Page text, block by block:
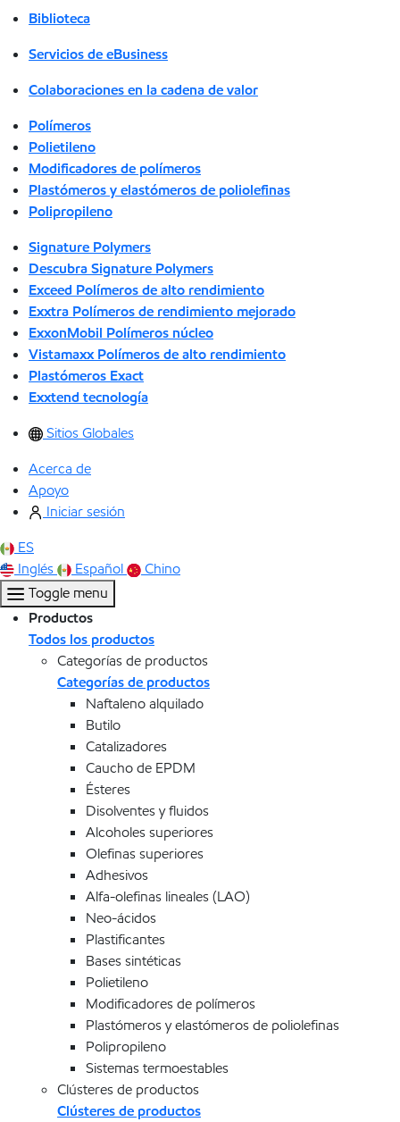
Biblioteca
Servicios de eBusiness
Colaboraciones en la cadena de valor
Polímeros
Polietileno
Modificadores de polímeros
Plastómeros y elastómeros de poliolefinas
Polipropileno
Signature Polymers
Descubra Signature Polymers
Exceed Polímeros de alto rendimiento
Exxtra Polímeros de rendimiento mejorado
ExxonMobil Polímeros núcleo
Vistamaxx Polímeros de alto rendimiento
Plastómeros Exact
Exxtend tecnología
Sitios Globales
Acerca de
Apoyo
Iniciar sesión
ES
Inglés
Español
Chino
Toggle menu
Productos
Todos los productos
Categorías de productos
Categorías de productos
Naftaleno alquilado
Butilo
Catalizadores
Caucho de EPDM
Ésteres
Disolventes y fluidos
Alcoholes superiores
Olefinas superiores
Adhesivos
Alfa-olefinas lineales (LAO)
Neo-ácidos
Plastificantes
Bases sintéticas
Polietileno
Modificadores de polímeros
Plastómeros y elastómeros de poliolefinas
Polipropileno
Sistemas termoestables
Clústeres de productos
Clústeres de productos